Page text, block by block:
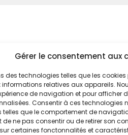
Gérer le consentement aux
des technologies telles que les
relatives aux appareils.
de navigation et pour afficher
Consentir à ces technologies
telles que le comportement de
de ne pas consentir ou de retirer son
certaines fonctonnalités et
nos